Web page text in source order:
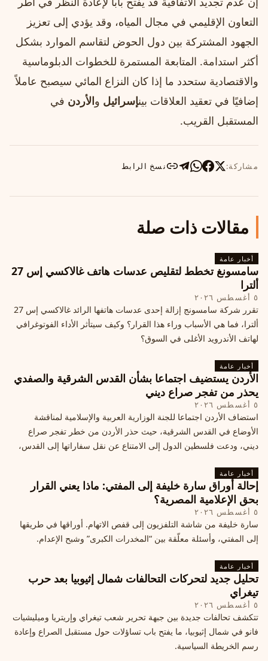
التعاون الإقليمي في مجال المياه، وقد يؤدي إلى تعزيز
الجهود المشتركة بين دول الحوض لتقاسم الموارد بشكل
أكثر استدامة. المتابعة المستمرة للخطوات الدبلوماسية
والاقتصادية ستحدد ما إذا كان النزاع المائي سيصبح عاملاً
إضافيًا في تعقيد العلاقات بينإسرائيل والأردن في
المستقبل القريب.
مشاركة: نسخ الرابط
مقالات ذات صلة
أخبار عامة
سامسونغ تخطط لتقليص عدسات هاتف غالاكسي إس 27
ألترا
٥ أغسطس ٢٠٢٦
تقرر شركة سامسونج إزالة إحدى عدسات هاتفها الرائد غالاكسي إس 27
ألترا، فما هي الأسباب وراء هذا القرار؟ وكيف سيتأثر الأداء الفوتوغرافي
لهاتف الأندرويد الأغلى في السوق؟
أخبار عامة
الأردن يستضيف اجتماعا بشأن القدس الشرقية والصفدي
يحذر من تفجر صراع ديني
٥ أغسطس ٢٠٢٦
استضاف الأردن اجتماعا للجنة الوزارية العربية والإسلامية لمناقشة
الأوضاع في القدس الشرقية، حيث حذر الأردن من خطر تفجر صراع
ديني، ودعت فلسطين الدول إلى الامتناع عن نقل سفاراتها إلى القدس،
أخبار عامة
إحالة أوراق سارة خليفة إلى المفتي: ماذا يعني القرار
بحق الإعلامية المصرية؟
٥ أغسطس ٢٠٢٦
سارة خليفة من شاشة التلفزيون إلى قفص الاتهام. أوراقها في طريقها
إلى المفتي، وأسئلة معلّقة بين “المخدرات الكبرى” وشبح الإعدام.
أخبار عامة
تحليل جديد لتحركات التحالفات شمال إثيوبيا بعد حرب
تيغراي
٥ أغسطس ٢٠٢٦
تتكشف تحالفات جديدة بين جبهة تحرير شعب تيغراي وإريتريا وميليشيات
فانو في شمال إثيوبيا، ما يفتح باب تساؤلات حول مستقبل الصراع وإعادة
رسم الخريطة السياسية.